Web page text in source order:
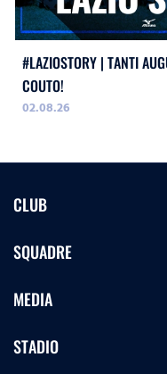
#LAZIOSTORY | TANTI
COUTO!
02.08.26
CLUB
SQUADRE
MEDIA
STADIO